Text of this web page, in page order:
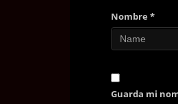
Nombre *
Guarda mi